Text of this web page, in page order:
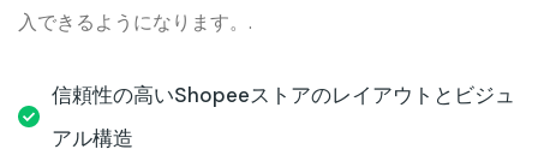
入できるようになります。.
信頼性の高いShopeeストアのレイアウトとビジュ
アル構造